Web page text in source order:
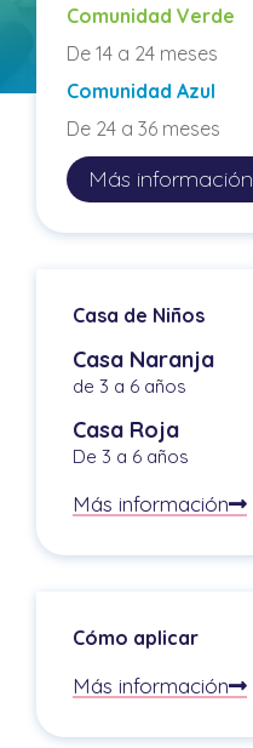
Comunidad Verde
De 14 a 24 meses
Comunidad Azul
De 24 a 36 meses
Más información
Casa de Niños
Casa Naranja
de 3 a 6 años
Casa Roja
De 3 a 6 años
Más información
Cómo aplicar
Más información